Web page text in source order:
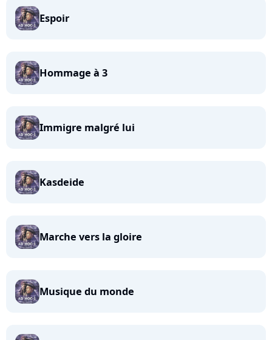
Espoir
Hommage à 3
Immigre malgré lui
Kasdeide
Marche vers la gloire
Musique du monde